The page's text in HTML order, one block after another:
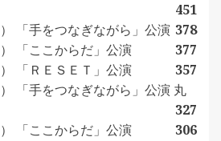
451
「手をつなぎながら」公演 378
「ここからだ」公演
377
「ＲＥＳＥＴ」公演
357
「手をつなぎながら」公演 丸
327
「ここからだ」公演
306